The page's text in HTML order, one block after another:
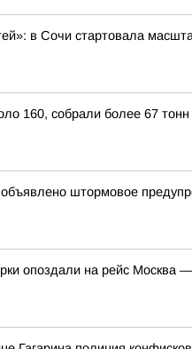
в Сочи стартовала
160, собрали более 67
штормовое
опоздали на рейс Москва